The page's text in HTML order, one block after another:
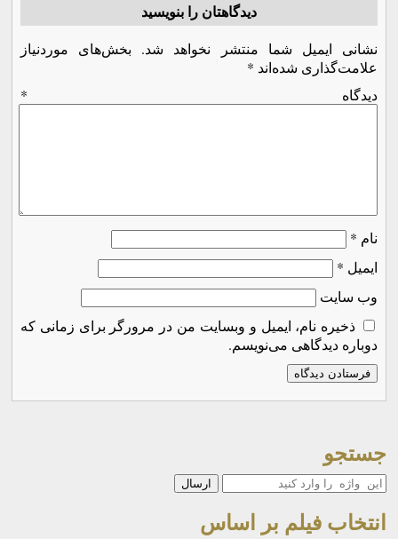
دیدگاهتان را بنویسید
نشانی ایمیل شما منتشر نخواهد شد.
بخش‌های موردنیاز
علامت‌گذاری شده‌اند *
دیدگاه *
نام *
ایمیل *
وب‌ سایت
ذخیره نام، ایمیل و وبسایت من در مرورگر برای زمانی که
دوباره دیدگاهی می‌نویسم.
جستجو
جستجو
انتخاب فیلم بر اساس